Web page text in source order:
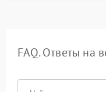
FAQ. Ответы на